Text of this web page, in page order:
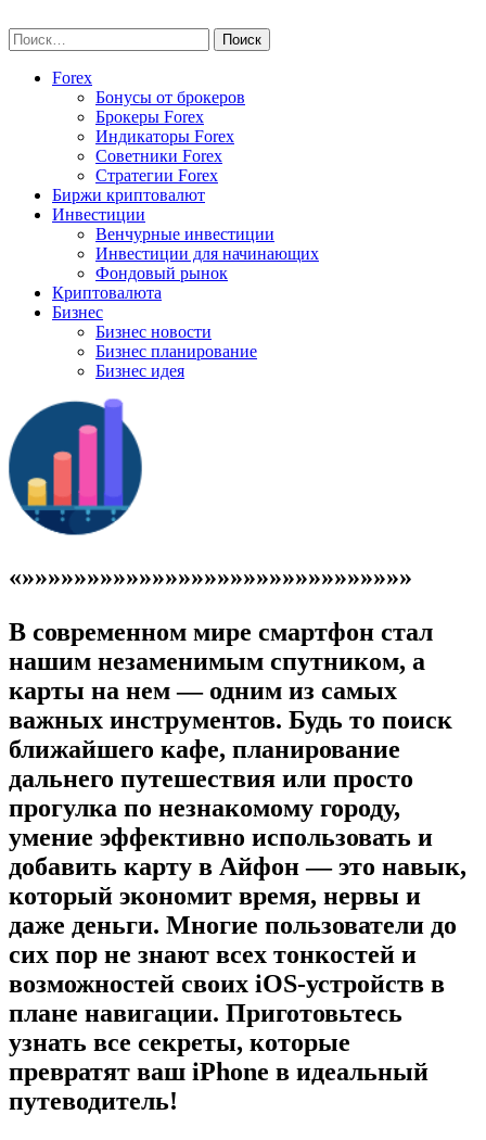
to
content
Найти:
Forex
Бонусы от брокеров
Брокеры Forex
Индикаторы Forex
Советники Forex
Стратегии Forex
Биржи криптовалют
Инвестиции
Венчурные инвестиции
Инвестиции для начинающих
Фондовый рынок
Криптовалюта
Бизнес
Бизнес новости
Бизнес планирование
Бизнес идея
«»»»»»»»»»»»»»»»»»»»»»»»»»»»»»»
В современном мире смартфон стал
нашим незаменимым спутником, а
карты на нем — одним из самых
важных инструментов. Будь то поиск
ближайшего кафе, планирование
дальнего путешествия или просто
прогулка по незнакомому городу,
умение эффективно использовать и
добавить карту в Айфон — это навык,
который экономит время, нервы и
даже деньги. Многие пользователи до
сих пор не знают всех тонкостей и
возможностей своих iOS-устройств в
плане навигации. Приготовьтесь
узнать все секреты, которые
превратят ваш iPhone в идеальный
путеводитель!